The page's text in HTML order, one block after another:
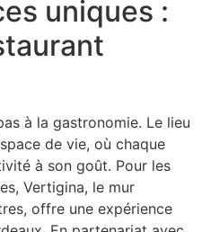
uniques :
à la gastronomie. Le lieu
de vie, où chaque
à son goût. Pour les
Vertigina, le mur
offre une expérience